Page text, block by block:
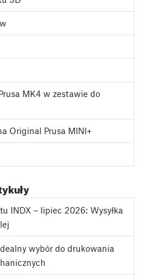
MK4 w zestawie do
Original Prusa MINI+
INDX – lipiec 2026: Wysyłka
wybór do drukowania